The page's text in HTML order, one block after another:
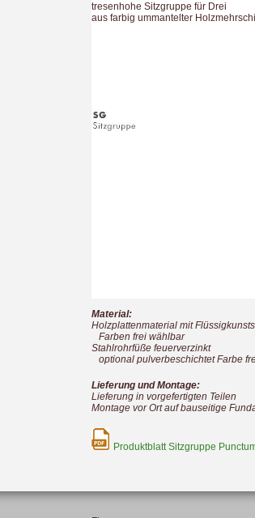
tresenhohe Sitzgruppe für Drei
aus farbig ummantelter
Material:
Holzplattenmaterial mit
Farben frei wählbar
Stahlrohrfüße feuerverzinkt
optional pulverbeschichtet Farbe
Lieferung und Montage:
Lieferung in vorgefertigten Teilen
Montage vor Ort auf bauseitige
Produktblatt Sitzgruppe